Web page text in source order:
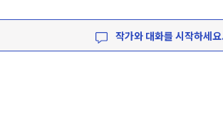
작가와 대화를 시작하세요.